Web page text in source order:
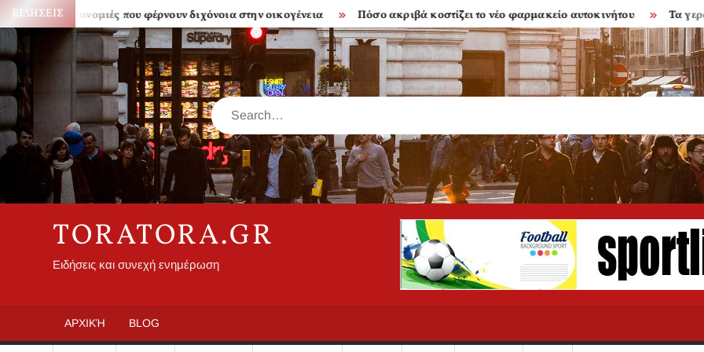
Skip
to
content
ΕΙΔΉΣΕΙΣ που φέρνουν διχόνοια στην οικογένεια Πόσο ακριβά κοστίζει το νέο φαρμακείο αυτοκινήτου Τα γερασμένα
Search
TORATORA.GR
Ειδήσεις και συνεχή ενημέρωση
ΑΡΧΙΚΉ BLOG